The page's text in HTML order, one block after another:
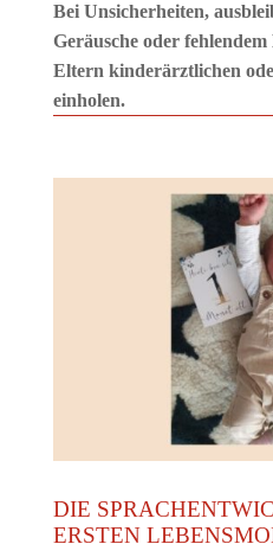
Bei Unsicherheiten,
Geräusche oder
Eltern kinderärztlichen
einholen.
DIE
ERSTEN